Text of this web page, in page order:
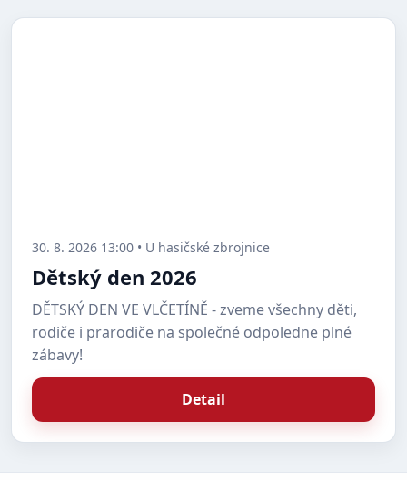
30. 8. 2026 13:00 • U hasičské zbrojnice
Dětský den 2026
DĚTSKÝ DEN VE VLČETÍNĚ - zveme všechny děti,
rodiče i prarodiče na společné odpoledne plné
zábavy!
Detail